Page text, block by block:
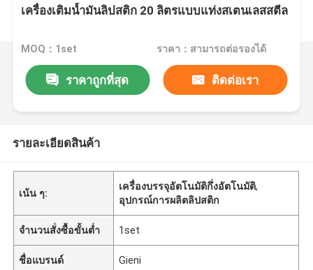
เครื่องเติมน้ำมันลิปสติก 20 ลิตรแบบแท่งสเตนเลสสตีล
MOQ：1set ราคา：สามารถต่อรองได้
ราคาถูกที่สุด ติดต่อเรา
รายละเอียดสินค้า
เน้น ๆ:
เครื่องบรรจุอัตโนมัติกึ่งอัตโนมัติ,
อุปกรณ์การผลิตลิปสติก
จำนวนสั่งซื้อขั้นต่ำ 1set
ชื่อแบรนด์ Gieni